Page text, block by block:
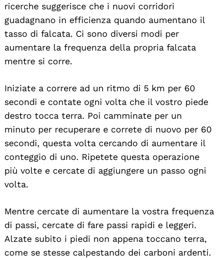
ricerche suggerisce che i nuovi corridori
guadagnano in efficienza quando aumentano il
tasso di falcata. Ci sono diversi modi per
aumentare la frequenza della propria falcata
mentre si corre.
Iniziate a correre ad un ritmo di 5 km per 60
secondi e contate ogni volta che il vostro piede
destro tocca terra. Poi camminate per un
minuto per recuperare e correte di nuovo per 60
secondi, questa volta cercando di aumentare il
conteggio di uno. Ripetete questa operazione
più volte e cercate di aggiungere un passo ogni
volta.
Mentre cercate di aumentare la vostra frequenza
di passi, cercate di fare passi rapidi e leggeri.
Alzate subito i piedi non appena toccano terra,
come se stesse calpestando dei carboni ardenti.